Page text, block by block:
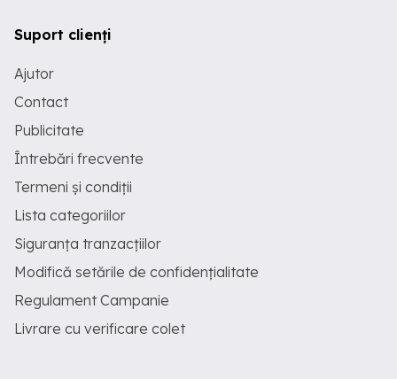
Suport clienți
Ajutor
Contact
Publicitate
Întrebări frecvente
Termeni și condiții
Lista categoriilor
Siguranța tranzacțiilor
Modifică setările de confidențialitate
Regulament Campanie
Livrare cu verificare colet